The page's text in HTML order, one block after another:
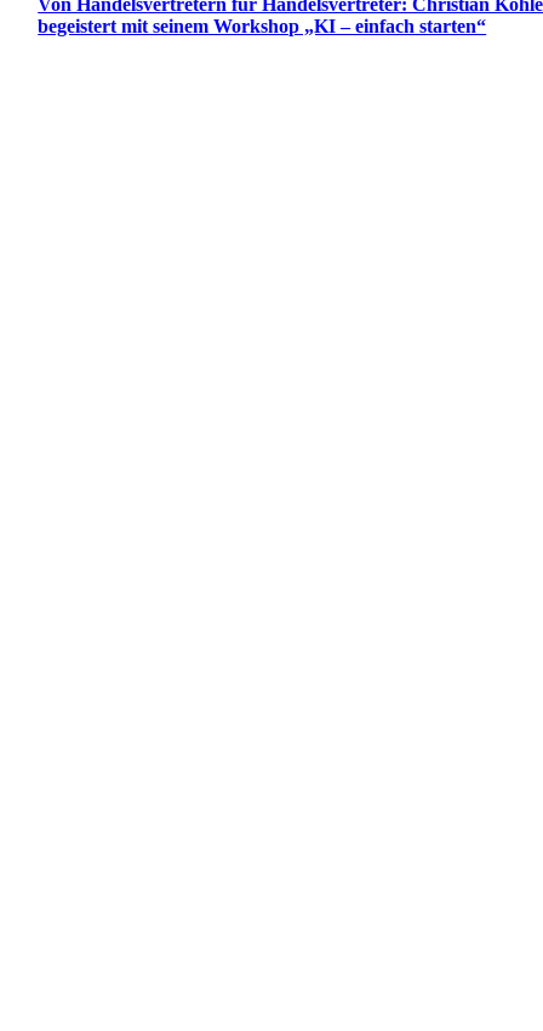
Von Handelsvertretern für Handelsvertreter: Christian
begeistert mit seinem Workshop „KI – einfach starten“